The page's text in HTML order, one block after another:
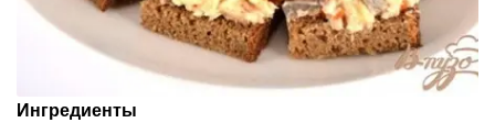
Ингредиенты